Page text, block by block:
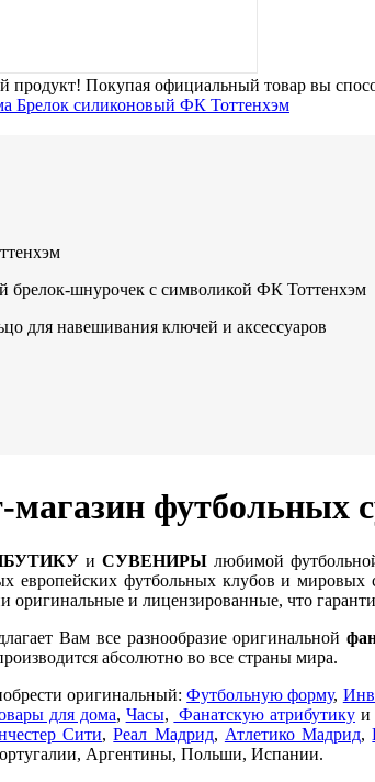
продукт! Покупая официальный товар вы
брелок-шнурочек с символикой ФК Тоттенхэм
для навешивания ключей и аксессуаров
магазин футбольных
и СУВЕНИРЫ любимой
европейских футбольных клубов и мировых
оригинальные и лицензированные, что
Вам все разнообразие оригинальной
абсолютно во все страны мира.
оригинальный:Футбольную форму,
для дома, Часы, Фанатскую атрибутикуи
Сити,Реал Мадрид, Атлетико Мадрид,
Аргентины, Польши, Испании.